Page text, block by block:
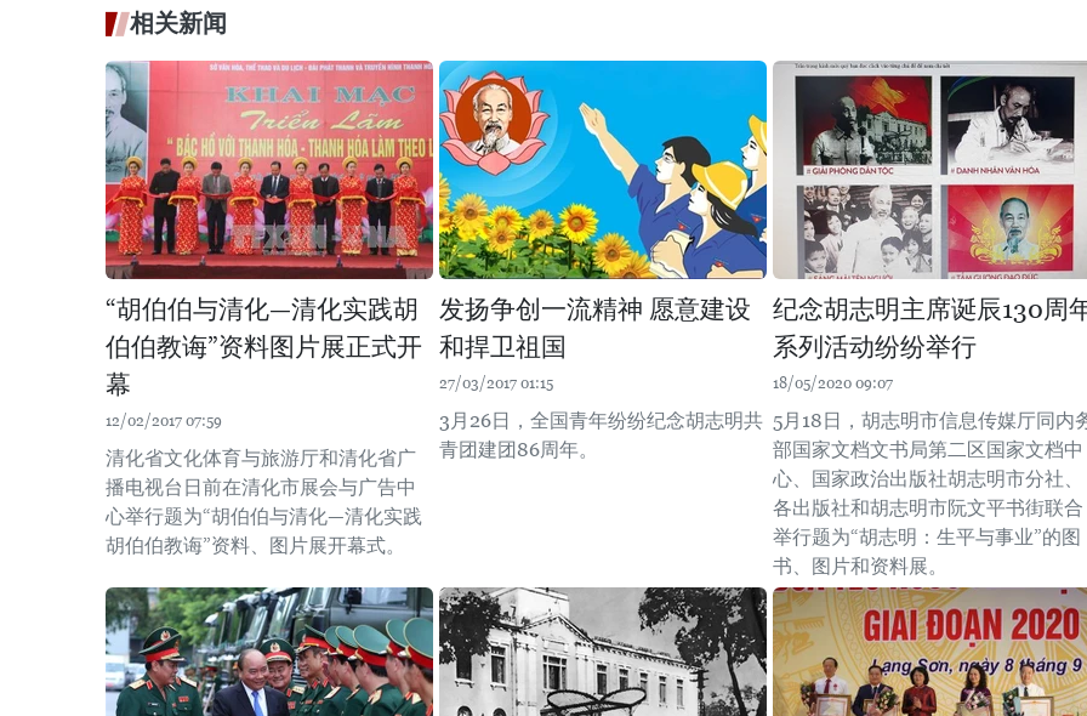
相关新闻
“胡伯伯与清化—清化实践胡
伯伯教诲”资料图片展正式开
幕
12/02/2017 07:59
清化省文化体育与旅游厅和清化省广
播电视台日前在清化市展会与广告中
心举行题为“胡伯伯与清化—清化实践
胡伯伯教诲”资料、图片展开幕式。
发扬争创一流精神 愿意建设
和捍卫祖国
27/03/2017 01:15
3月26日，全国青年纷纷纪念胡志明共
青团建团86周年。
纪念胡志明主席诞辰130周
系列活动纷纷举行
18/05/2020 09:07
5月18日，胡志明市信息传媒厅同内
部国家文档文书局第二区国家文档中
心、国家政治出版社胡志明市分社、
各出版社和胡志明市阮文平书街联合
举行题为“胡志明：生平与事业”的图
书、图片和资料展。